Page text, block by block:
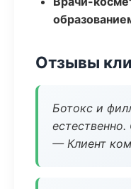
Отзывы
Ботокс и
— Клиент